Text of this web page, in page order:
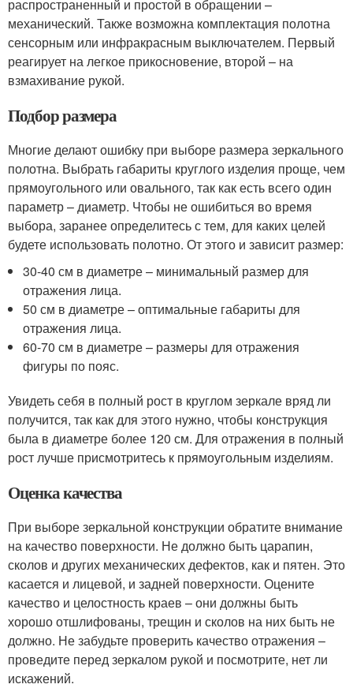
распространенный и простой в обращении –
механический. Также возможна комплектация полотна
сенсорным или инфракрасным выключателем. Первый
реагирует на легкое прикосновение, второй – на
взмахивание рукой.
Подбор размера
Многие делают ошибку при выборе размера зеркального
полотна. Выбрать габариты круглого изделия проще, чем
прямоугольного или овального, так как есть всего один
параметр – диаметр. Чтобы не ошибиться во время
выбора, заранее определитесь с тем, для каких целей
будете использовать полотно. От этого и зависит размер:
30-40 см в диаметре – минимальный размер для
отражения лица.
50 см в диаметре – оптимальные габариты для
отражения лица.
60-70 см в диаметре – размеры для отражения
фигуры по пояс.
Увидеть себя в полный рост в круглом зеркале вряд ли
получится, так как для этого нужно, чтобы конструкция
была в диаметре более 120 см. Для отражения в полный
рост лучше присмотритесь к прямоугольным изделиям.
Оценка качества
При выборе зеркальной конструкции обратите внимание
на качество поверхности. Не должно быть царапин,
сколов и других механических дефектов, как и пятен. Это
касается и лицевой, и задней поверхности. Оцените
качество и целостность краев – они должны быть
хорошо отшлифованы, трещин и сколов на них быть не
должно. Не забудьте проверить качество отражения –
проведите перед зеркалом рукой и посмотрите, нет ли
искажений.